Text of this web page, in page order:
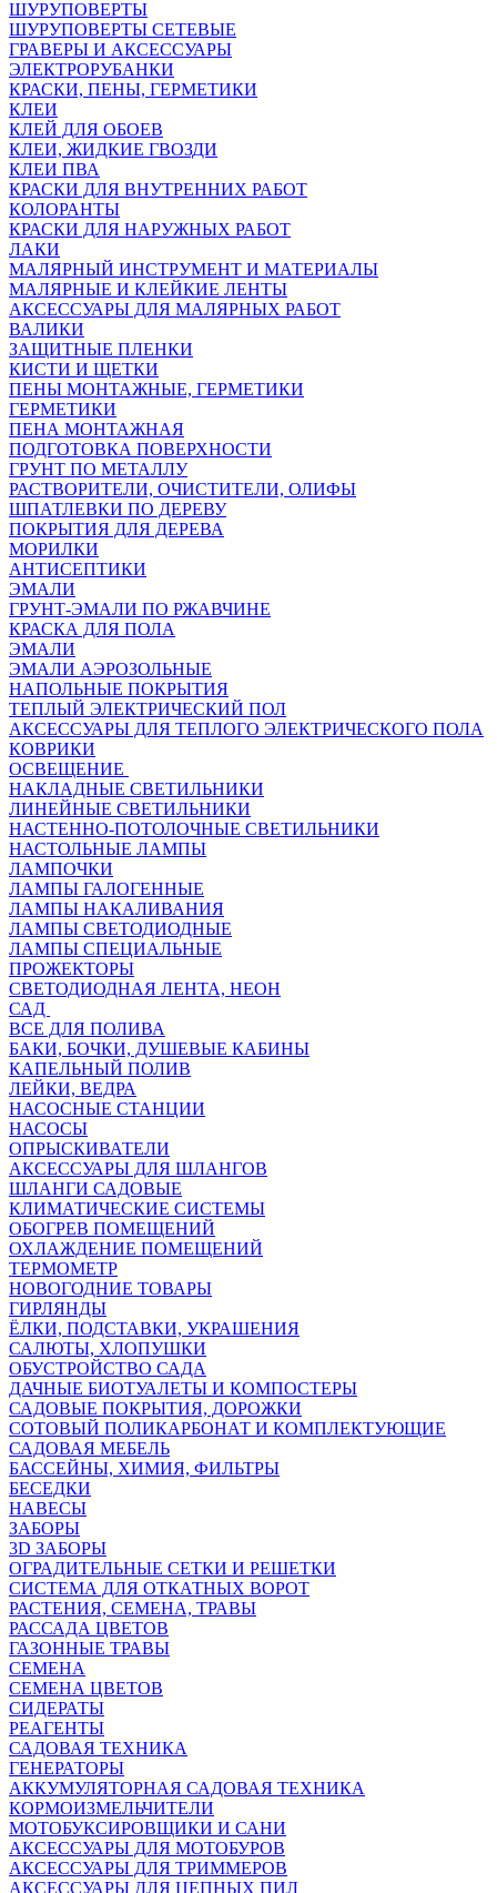
ШУРУПОВЕРТЫ
ШУРУПОВЕРТЫ СЕТЕВЫЕ
ГРАВЕРЫ И АКСЕССУАРЫ
ЭЛЕКТРОРУБАНКИ
КРАСКИ, ПЕНЫ, ГЕРМЕТИКИ
КЛЕИ
КЛЕЙ ДЛЯ ОБОЕВ
КЛЕИ, ЖИДКИЕ ГВОЗДИ
КЛЕИ ПВА
КРАСКИ ДЛЯ ВНУТРЕННИХ РАБОТ
КОЛОРАНТЫ
КРАСКИ ДЛЯ НАРУЖНЫХ РАБОТ
ЛАКИ
МАЛЯРНЫЙ ИНСТРУМЕНТ И МАТЕРИАЛЫ
МАЛЯРНЫЕ И КЛЕЙКИЕ ЛЕНТЫ
АКСЕССУАРЫ ДЛЯ МАЛЯРНЫХ РАБОТ
ВАЛИКИ
ЗАЩИТНЫЕ ПЛЕНКИ
КИСТИ И ЩЕТКИ
ПЕНЫ МОНТАЖНЫЕ, ГЕРМЕТИКИ
ГЕРМЕТИКИ
ПЕНА МОНТАЖНАЯ
ПОДГОТОВКА ПОВЕРХНОСТИ
ГРУНТ ПО МЕТАЛЛУ
РАСТВОРИТЕЛИ, ОЧИСТИТЕЛИ, ОЛИФЫ
ШПАТЛЕВКИ ПО ДЕРЕВУ
ПОКРЫТИЯ ДЛЯ ДЕРЕВА
МОРИЛКИ
АНТИСЕПТИКИ
ЭМАЛИ
ГРУНТ-ЭМАЛИ ПО РЖАВЧИНЕ
КРАСКА ДЛЯ ПОЛА
ЭМАЛИ
ЭМАЛИ АЭРОЗОЛЬНЫЕ
НАПОЛЬНЫЕ ПОКРЫТИЯ
ТЕПЛЫЙ ЭЛЕКТРИЧЕСКИЙ ПОЛ
АКСЕССУАРЫ ДЛЯ ТЕПЛОГО ЭЛЕКТРИЧЕСКОГО ПОЛА
КОВРИКИ
ОСВЕЩЕНИЕ
НАКЛАДНЫЕ СВЕТИЛЬНИКИ
ЛИНЕЙНЫЕ СВЕТИЛЬНИКИ
НАСТЕННО-ПОТОЛОЧНЫЕ СВЕТИЛЬНИКИ
НАСТОЛЬНЫЕ ЛАМПЫ
ЛАМПОЧКИ
ЛАМПЫ ГАЛОГЕННЫЕ
ЛАМПЫ НАКАЛИВАНИЯ
ЛАМПЫ СВЕТОДИОДНЫЕ
ЛАМПЫ СПЕЦИАЛЬНЫЕ
ПРОЖЕКТОРЫ
СВЕТОДИОДНАЯ ЛЕНТА, НЕОН
САД
ВСЕ ДЛЯ ПОЛИВА
БАКИ, БОЧКИ, ДУШЕВЫЕ КАБИНЫ
КАПЕЛЬНЫЙ ПОЛИВ
ЛЕЙКИ, ВЕДРА
НАСОСНЫЕ СТАНЦИИ
НАСОСЫ
ОПРЫСКИВАТЕЛИ
АКСЕССУАРЫ ДЛЯ ШЛАНГОВ
ШЛАНГИ САДОВЫЕ
КЛИМАТИЧЕСКИЕ СИСТЕМЫ
ОБОГРЕВ ПОМЕЩЕНИЙ
ОХЛАЖДЕНИЕ ПОМЕЩЕНИЙ
ТЕРМОМЕТР
НОВОГОДНИЕ ТОВАРЫ
ГИРЛЯНДЫ
ЁЛКИ, ПОДСТАВКИ, УКРАШЕНИЯ
САЛЮТЫ, ХЛОПУШКИ
ОБУСТРОЙСТВО САДА
ДАЧНЫЕ БИОТУАЛЕТЫ И КОМПОСТЕРЫ
САДОВЫЕ ПОКРЫТИЯ, ДОРОЖКИ
СОТОВЫЙ ПОЛИКАРБОНАТ И КОМПЛЕКТУЮЩИЕ
САДОВАЯ МЕБЕЛЬ
БАССЕЙНЫ, ХИМИЯ, ФИЛЬТРЫ
БЕСЕДКИ
НАВЕСЫ
ЗАБОРЫ
3D ЗАБОРЫ
ОГРАДИТЕЛЬНЫЕ СЕТКИ И РЕШЕТКИ
СИСТЕМА ДЛЯ ОТКАТНЫХ ВОРОТ
РАСТЕНИЯ, СЕМЕНА, ТРАВЫ
РАССАДА ЦВЕТОВ
ГАЗОННЫЕ ТРАВЫ
СЕМЕНА
СЕМЕНА ЦВЕТОВ
СИДЕРАТЫ
РЕАГЕНТЫ
САДОВАЯ ТЕХНИКА
ГЕНЕРАТОРЫ
АККУМУЛЯТОРНАЯ САДОВАЯ ТЕХНИКА
КОРМОИЗМЕЛЬЧИТЕЛИ
МОТОБУКСИРОВЩИКИ И САНИ
АКСЕССУАРЫ ДЛЯ МОТОБУРОВ
АКСЕССУАРЫ ДЛЯ ТРИММЕРОВ
АКСЕССУАРЫ ДЛЯ ЦЕПНЫХ ПИЛ